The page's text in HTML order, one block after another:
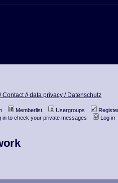
Contact //data privacy / Datenschutz
Memberlist Usergroups
in to check your private messages Log in